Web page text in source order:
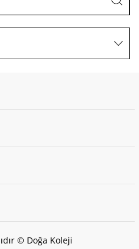
© Doğa Koleji